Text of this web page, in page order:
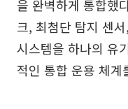
을 완벽하게 통합했
크, 최첨단 탐지 센
시스템을 하나의 유
적인 통합 운용 체계